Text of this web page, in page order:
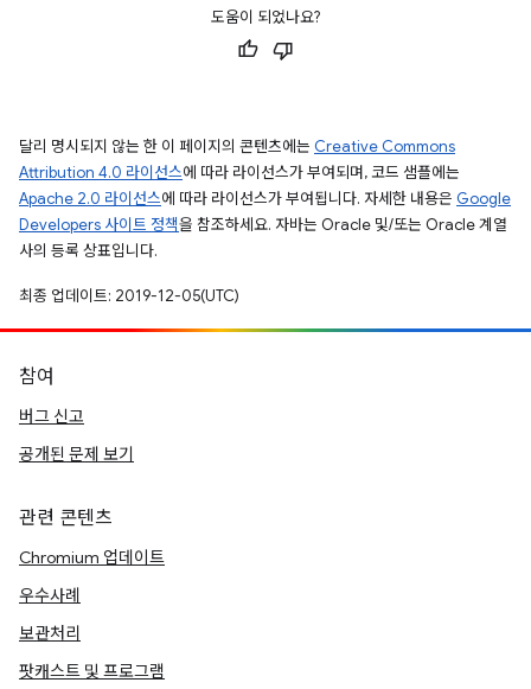
도움이 되었나요?
달리 명시되지 않는 한 이 페이지의 콘텐츠에는 Creative Commons
Attribution 4.0 라이선스에 따라 라이선스가 부여되며, 코드 샘플에는
Apache 2.0 라이선스에 따라 라이선스가 부여됩니다. 자세한 내용은 Google
Developers 사이트 정책을 참조하세요. 자바는 Oracle 및/또는 Oracle 계열
사의 등록 상표입니다.
최종 업데이트: 2019-12-05(UTC)
참여
버그 신고
공개된 문제 보기
관련 콘텐츠
Chromium 업데이트
우수사례
보관처리
팟캐스트 및 프로그램